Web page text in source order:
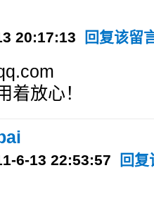
20:17:13 回复该留
着放心！
6-13 22:53:57 回